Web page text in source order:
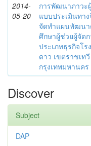
2014-
05-20
การพัฒนาภาวะ
แบบประเมินทา
จัดทำแผนพัฒนา
ศึกษาผู้ช่วยผู้จัด
ประเภทธุรกิจโ
ดาว เขตราชเทวี
กรุงเทพมหานคร
Discover
Subject
DAP